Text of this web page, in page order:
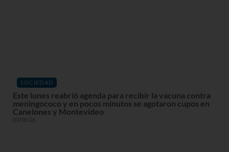
SOCIEDAD
Este lunes reabrió agenda para recibir la vacuna contra
meningococo y en pocos minutos se agotaron cupos en
Canelones y Montevideo
03/08/26